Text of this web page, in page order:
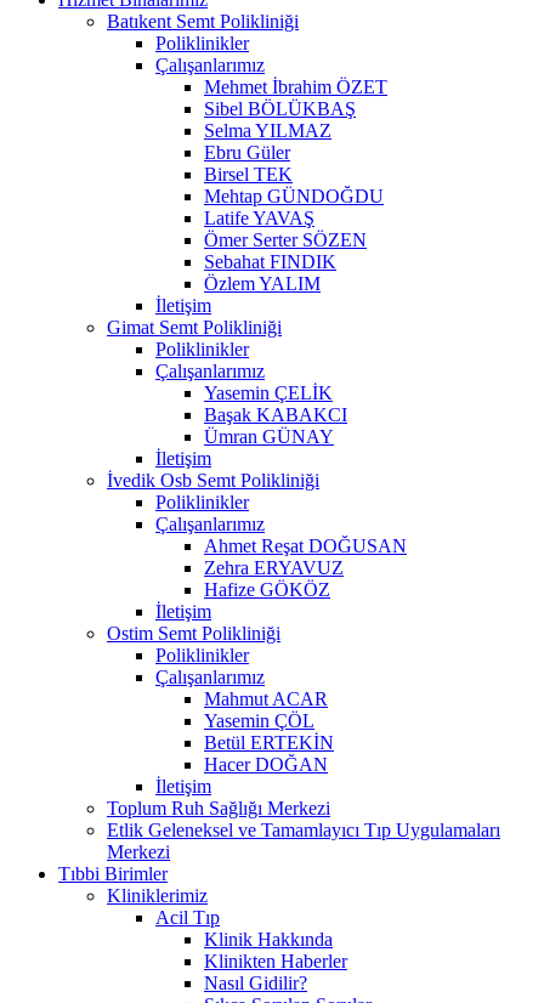
Batıkent Semt Polikliniği
Poliklinikler
Çalışanlarımız
Mehmet İbrahim ÖZET
Sibel BÖLÜKBAŞ
Selma YILMAZ
Ebru Güler
Birsel TEK
Mehtap GÜNDOĞDU
Latife YAVAŞ
Ömer Serter SÖZEN
Sebahat FINDIK
Özlem YALIM
İletişim
Gimat Semt Polikliniği
Poliklinikler
Çalışanlarımız
Yasemin ÇELİK
Başak KABAKCI
Ümran GÜNAY
İletişim
İvedik Osb Semt Polikliniği
Poliklinikler
Çalışanlarımız
Ahmet Reşat DOĞUSAN
Zehra ERYAVUZ
Hafize GÖKÖZ
İletişim
Ostim Semt Polikliniği
Poliklinikler
Çalışanlarımız
Mahmut ACAR
Yasemin ÇÖL
Betül ERTEKİN
Hacer DOĞAN
İletişim
Toplum Ruh Sağlığı Merkezi
Etlik Geleneksel ve Tamamlayıcı Tıp Uygulamaları
Merkezi
Tıbbi Birimler
Kliniklerimiz
Acil Tıp
Klinik Hakkında
Klinikten Haberler
Nasıl Gidilir?